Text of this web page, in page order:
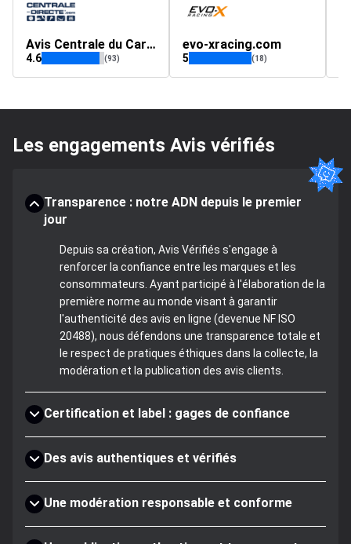
Avis Centrale du Carrossier - Par Centrale Directe
4.6 (93)
evo-xracing.com
5 (18)
Les engagements Avis vérifiés
Transparence : notre ADN depuis le premier
jour
Depuis sa création, Avis Vérifiés s'engage à
renforcer la confiance entre les marques et les
consommateurs. Ayant participé à l'élaboration de la
première norme au monde visant à garantir
l'authenticité des avis en ligne (devenue NF ISO
20488), nous défendons une transparence totale et
le respect de pratiques éthiques dans la collecte, la
modération et la publication des avis clients.
Certification et label : gages de confiance
Des avis authentiques et vérifiés
Une modération responsable et conforme